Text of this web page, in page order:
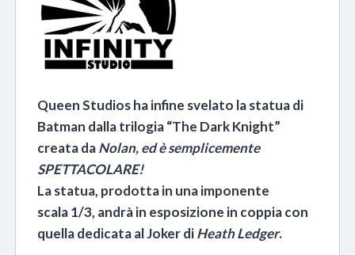
Queen Studios ha infine svelato la statua di
Batman dalla trilogia “The Dark Knight”
creata daNolan, ed è semplicemente
SPETTACOLARE!
La statua, prodotta in una imponente
scala 1/3, andrà in esposizione in coppia con
quella dedicata al Joker diHeath Ledger.